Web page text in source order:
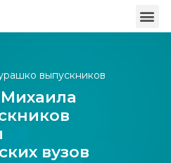
выпускников
вузов
вузов